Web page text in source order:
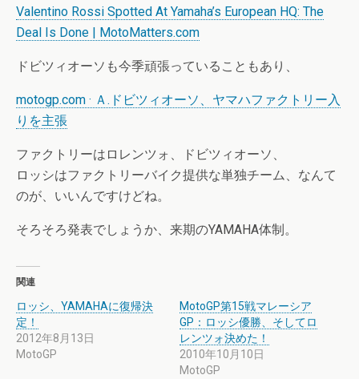
Valentino Rossi Spotted At Yamaha’s European HQ: The
Deal Is Done | MotoMatters.com
ドビツィオーソも今季頑張っていることもあり、
motogp.com · Ａ.ドビツィオーソ、ヤマハファクトリー入
りを主張
ファクトリーはロレンツォ、ドビツィオーソ、
ロッシはファクトリーバイク提供な単独チーム、なんて
のが、いいんですけどね。
そろそろ発表でしょうか、来期のYAMAHA体制。
関連
ロッシ、YAMAHAに復帰決
定！
2012年8月13日
MotoGP
MotoGP第15戦マレーシア
GP：ロッシ優勝、そしてロ
レンツォ決めた！
2010年10月10日
MotoGP